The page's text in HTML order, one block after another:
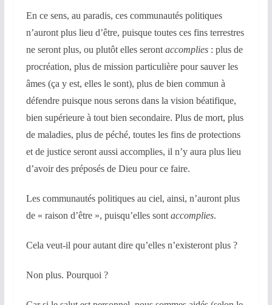
En ce sens, au paradis, ces communautés politiques
n’auront plus lieu d’être, puisque toutes ces fins terrestres
ne seront plus, ou plutôt elles seront accomplies: plus de
procréation, plus de mission particulière pour sauver les
âmes (ça y est, elles le sont), plus de bien commun à
défendre puisque nous serons dans la vision béatifique,
bien supérieure à tout bien secondaire. Plus de mort, plus
de maladies, plus de péché, toutes les fins de protections
et de justice seront aussi accomplies, il n’y aura plus lieu
d’avoir des préposés de Dieu pour ce faire.
Les communautés politiques au ciel, ainsi, n’auront plus
de « raison d’être », puisqu’elles sont accomplies.
Cela veut-il pour autant dire qu’elles n’existeront plus ?
Non plus. Pourquoi ?